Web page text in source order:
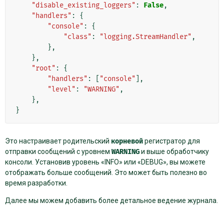
"disable_existing_loggers" : False,
"handlers" :
{
"console" :
{
"class" : "logging.StreamHandler" ,
},
},
"root" :
{
"handlers" : "console"
],
"level" : "WARNING" ,
},
}
Это настраивает родительский корневойрегистратор для
отправки сообщений с уровнем WARNINGи выше обработчику
консоли. Установив уровень «INFO» или «DEBUG», вы можете
отображать больше сообщений. Это может быть полезно во
время разработки.
Далее мы можем добавить более детальное ведение журнала.